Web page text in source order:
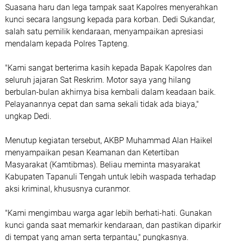
Suasana haru dan lega tampak saat Kapolres menyerahkan
kunci secara langsung kepada para korban. Dedi Sukandar,
salah satu pemilik kendaraan, menyampaikan apresiasi
mendalam kepada Polres Tapteng.
"Kami sangat berterima kasih kepada Bapak Kapolres dan
seluruh jajaran Sat Reskrim. Motor saya yang hilang
berbulan-bulan akhirnya bisa kembali dalam keadaan baik.
Pelayanannya cepat dan sama sekali tidak ada biaya,"
ungkap Dedi.
Menutup kegiatan tersebut, AKBP Muhammad Alan Haikel
menyampaikan pesan Keamanan dan Ketertiban
Masyarakat (Kamtibmas). Beliau meminta masyarakat
Kabupaten Tapanuli Tengah untuk lebih waspada terhadap
aksi kriminal, khususnya curanmor.
"Kami mengimbau warga agar lebih berhati-hati. Gunakan
kunci ganda saat memarkir kendaraan, dan pastikan diparkir
di tempat yang aman serta terpantau," pungkasnya.